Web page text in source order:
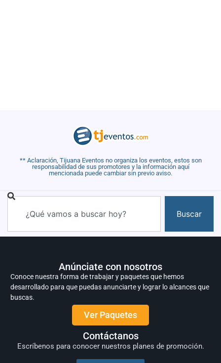
** Aclaración, Tijuana Eventos no organiza los eventos, estos son
responsabilidad de sus promotores y la información aquí
mencionada puede cambiar sin previo aviso.
Buscar
Anúnciate con nosotros
Conoce nuestra forma de trabajar y paquetes que hemos
desarrollado para que puedas anunciarte y lograr lo alcances que
buscas.
Ver Paquetes
Contáctanos
Escríbenos para conocer nuestros planes de promoción.